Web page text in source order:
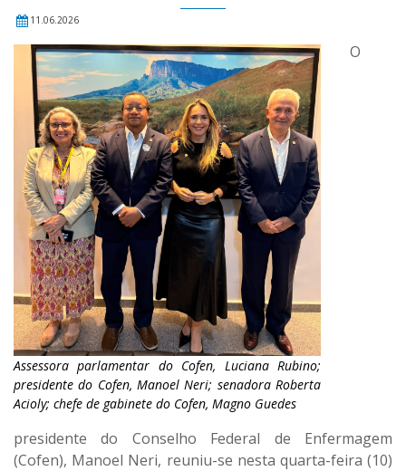
11.06.2026
Assessora parlamentar do Cofen, Luciana Rubino;
presidente do Cofen, Manoel Neri; senadora Roberta
Acioly; chefe de gabinete do Cofen, Magno Guedes
O
presidente do Conselho Federal de Enfermagem
(Cofen), Manoel Neri, reuniu-se nesta quarta-feira (10)